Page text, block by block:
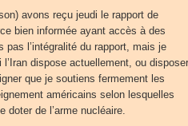
avons reçu jeudi le rapport de
bien informée ayant accès à des
l’intégralité du rapport, mais je
dispose actuellement, ou
que je soutiens fermement les
américains selon lesquelles
doter de l’arme nucléaire.